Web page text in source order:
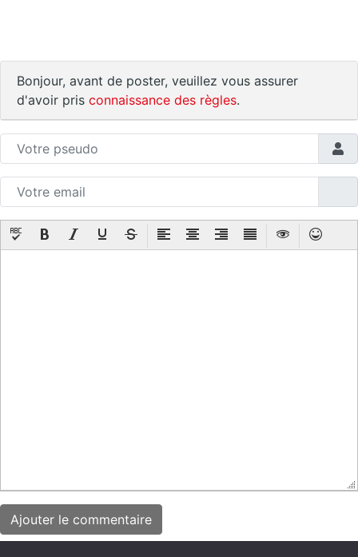
Bonjour, avant de poster, veuillez vous assurer
d'avoir pris connaissance des règles.